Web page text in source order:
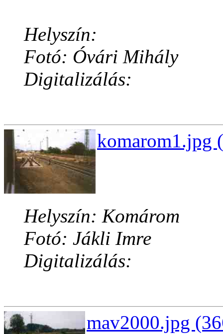
Helyszín:
Fotó: Óvári Mihály
Digitalizálás:
komarom1.jpg
Helyszín: Komárom
Fotó: Jákli Imre
Digitalizálás:
mav2000.jpg